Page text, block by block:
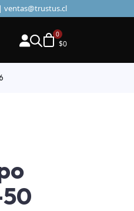
ventas@trustus.cl
$0